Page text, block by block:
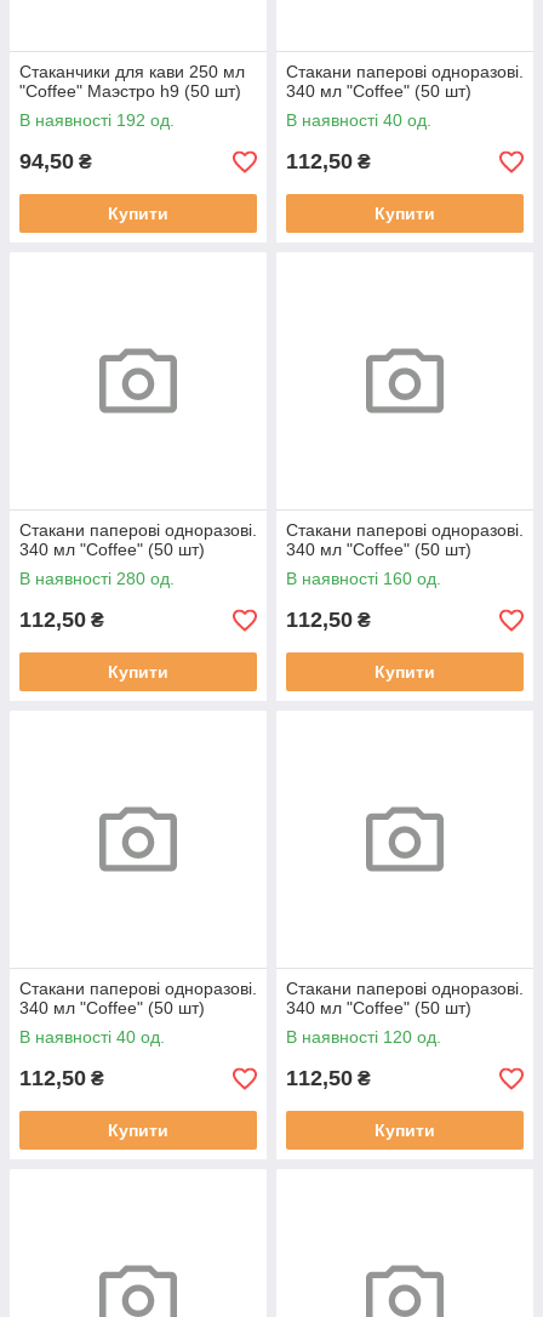
Стаканчики для кави 250 мл
"Coffee" Маэстро h9 (50 шт)
В наявності 192 од.
94,50 ₴
Купити
Стакани паперові одноразові.
340 мл "Coffee" (50 шт)
В наявності 40 од.
112,50 ₴
Купити
Стакани паперові одноразові.
340 мл "Coffee" (50 шт)
В наявності 280 од.
112,50 ₴
Купити
Стакани паперові одноразові.
340 мл "Coffee" (50 шт)
В наявності 160 од.
112,50 ₴
Купити
Стакани паперові одноразові.
340 мл "Coffee" (50 шт)
В наявності 40 од.
112,50 ₴
Купити
Стакани паперові одноразові.
340 мл "Coffee" (50 шт)
В наявності 120 од.
112,50 ₴
Купити